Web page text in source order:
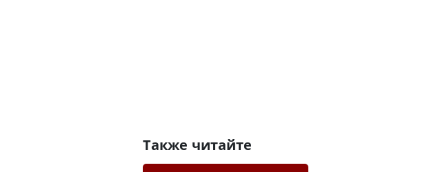
Также читайте